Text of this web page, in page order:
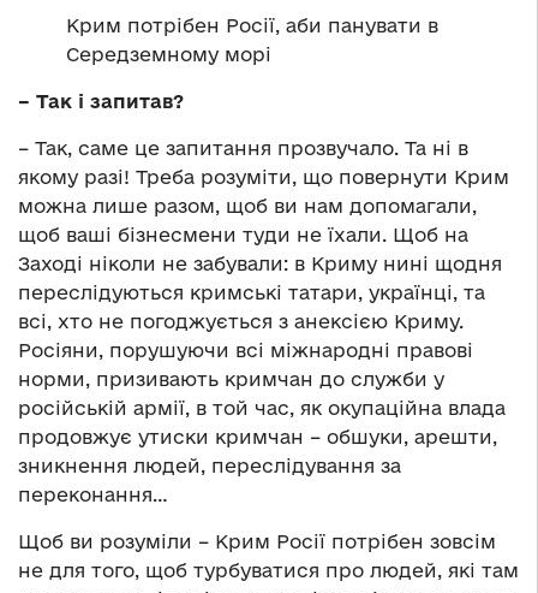
Крим потрібен Росії, аби панувати в
Середземному морі
– Так і запитав?
– Так, саме це запитання прозвучало. Та ні в
якому разі! Треба розуміти, що повернути Крим
можна лише разом, щоб ви нам допомагали,
щоб ваші бізнесмени туди не їхали. Щоб на
Заході ніколи не забували: в Криму нині щодня
переслідуються кримські татари, українці, та
всі, хто не погоджується з анексією Криму.
Росіяни, порушуючи всі міжнародні правові
норми, призивають кримчан до служби у
російській армії, в той час, як окупаційна влада
продовжує утиски кримчан – обшуки, арешти,
зникнення людей, переслідування за
переконання…
Щоб ви розуміли – Крим Росії потрібен зовсім
не для того, щоб турбуватися про людей, які там